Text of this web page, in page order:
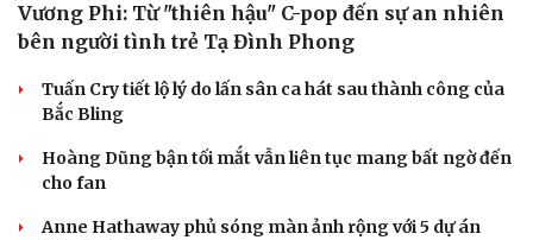
Vương Phi: Từ "thiên hậu" C-pop đến sự an nhiên
bên người tình trẻ Tạ Đình Phong
Tuấn Cry tiết lộ lý do lấn sân ca hát sau thành công của
Bắc Bling
Hoàng Dũng bận tối mắt vẫn liên tục mang bất ngờ đến
cho fan
Anne Hathaway phủ sóng màn ảnh rộng với 5 dự án